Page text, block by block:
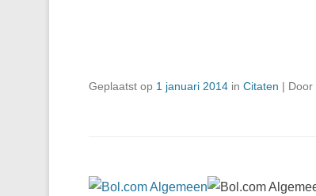
Geplaatst op 1 januari 2014 in Citaten | Door